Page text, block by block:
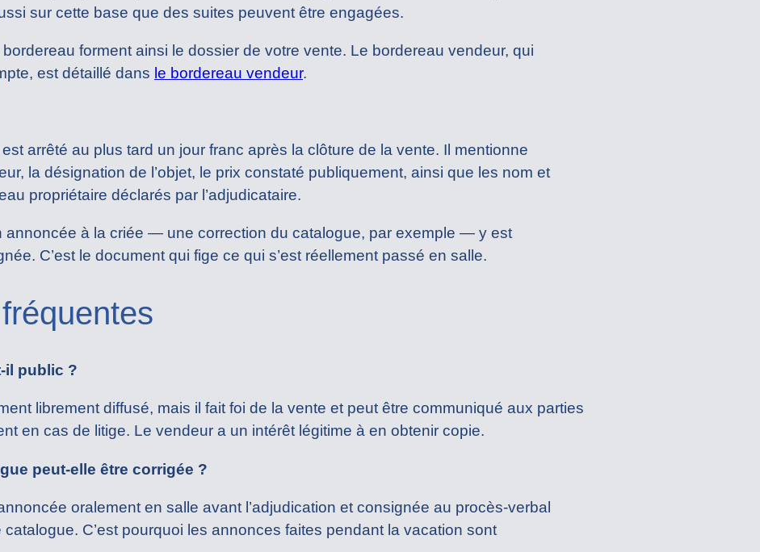
sur cette base que des suites peuvent être engagées.
forment ainsi le dossier de votre vente. Le bordereau vendeur, qui
est détaillé dans le bordereau vendeur.
arrêté au plus tard un jour franc après la clôture de la vente. Il mentionne
la désignation de l’objet, le prix constaté publiquement, ainsi que les nom et
propriétaire déclarés par l’adjudicataire.
annoncée à la criée — une correction du catalogue, par exemple — y est
C’est le document qui fige ce qui s’est réellement passé en salle.
il public ?
librement diffusé, mais il fait foi de la vente et peut être communiqué aux parties
en cas de litige. Le vendeur a un intérêt légitime à en obtenir copie.
peut-elle être corrigée ?
oralement en salle avant l’adjudication et consignée au procès-verbal
C’est pourquoi les annonces faites pendant la vacation sont